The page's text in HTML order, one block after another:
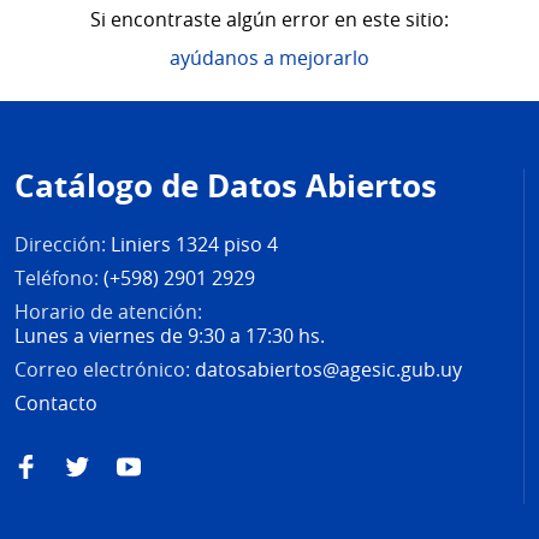
Si encontraste algún error en este sitio:
ayúdanos a mejorarlo
de
página
Catálogo de Datos Abiertos
Dirección: Liniers 1324 piso 4
Teléfono: (+598) 2901 2929
Horario de atención:
Lunes a viernes de 9:30 a 17:30 hs.
Correo electrónico: datosabiertos@agesic.gub.uy
Contacto
FacebookTwitterYouTube